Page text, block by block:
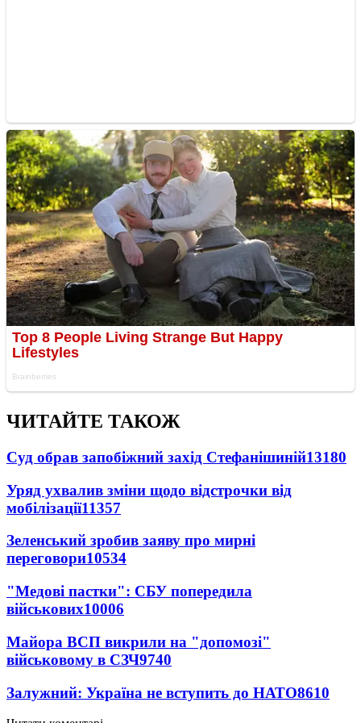
ЧИТАЙТЕ ТАКОЖ
Суд обрав запобіжний захід Стефанішиній13180
Уряд ухвалив зміни щодо відстрочки від
мобілізації11357
Зеленський зробив заяву про мирні
переговори10534
"Медові пастки": СБУ попередила
військових10006
Майора ВСП викрили на "допомозі"
військовому в СЗЧ9740
Залужний: Україна не вступить до НАТО8610